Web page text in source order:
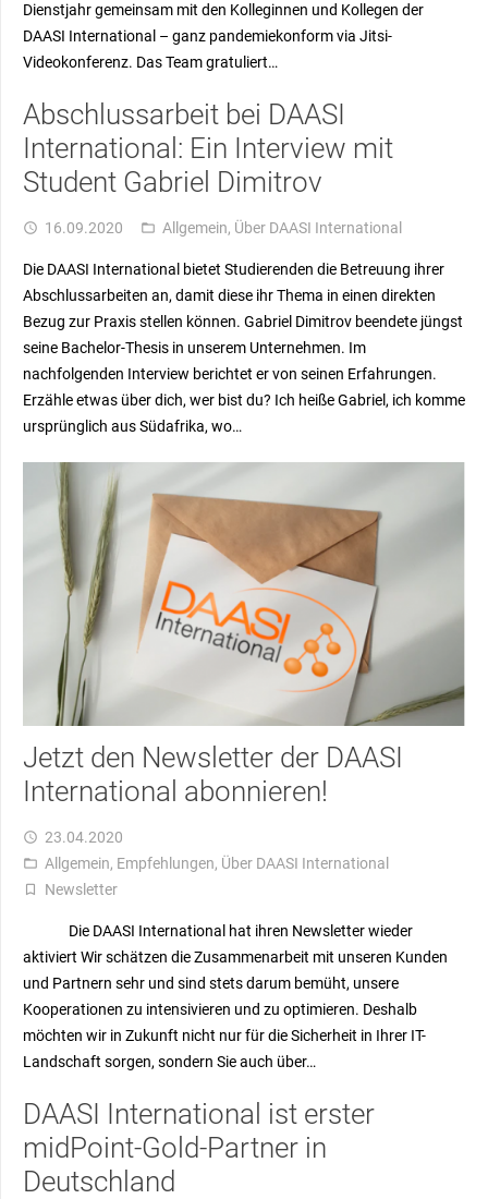
Dienstjahr gemeinsam mit den Kolleginnen und Kollegen der
DAASI International – ganz pandemiekonform via Jitsi-
Videokonferenz. Das Team gratuliert…
Abschlussarbeit bei DAASI
International: Ein Interview mit
Student Gabriel Dimitrov
access_time 16.09.2020 folder_open Allgemein, Über DAASI International
Die DAASI International bietet Studierenden die Betreuung ihrer
Abschlussarbeiten an, damit diese ihr Thema in einen direkten
Bezug zur Praxis stellen können. Gabriel Dimitrov beendete jüngst
seine Bachelor-Thesis in unserem Unternehmen. Im
nachfolgenden Interview berichtet er von seinen Erfahrungen.
Erzähle etwas über dich, wer bist du? Ich heiße Gabriel, ich komme
ursprünglich aus Südafrika, wo…
Jetzt den Newsletter der DAASI
International abonnieren!
access_time 23.04.2020
folder_open Allgemein, Empfehlungen, Über DAASI International
turned_in_not Newsletter
Die DAASI International hat ihren Newsletter wieder
aktiviert Wir schätzen die Zusammenarbeit mit unseren Kunden
und Partnern sehr und sind stets darum bemüht, unsere
Kooperationen zu intensivieren und zu optimieren. Deshalb
möchten wir in Zukunft nicht nur für die Sicherheit in Ihrer IT-
Landschaft sorgen, sondern Sie auch über…
DAASI International ist erster
midPoint-Gold-Partner in
Deutschland